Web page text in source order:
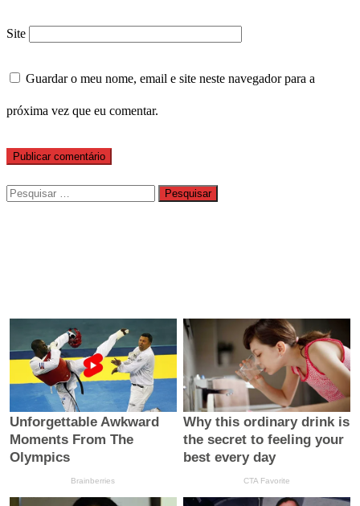
Site
Guardar o meu nome, email e site neste navegador para a
próxima vez que eu comentar.
Pesquisar
por: